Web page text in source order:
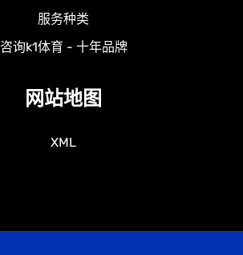
服务种类
咨询k1体育 - 十年品牌
网站地图
XML